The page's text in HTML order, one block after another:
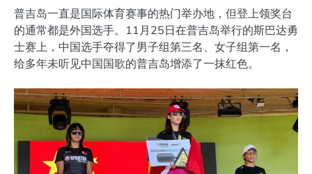
普吉岛一直是国际体育赛事的热门举办地，但登上领奖台
的通常都是外国选手。11月25日在普吉岛举行的斯巴达勇
士赛上，中国选手夺得了男子组第三名、女子组第一名，
给多年未听见中国国歌的普吉岛增添了一抹红色。